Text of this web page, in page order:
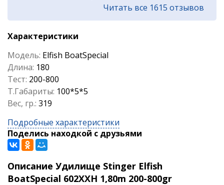
Читать все 1615 отзывов
Характеристики
Модель: Elfish BoatSpecial
Длина: 180
Тест: 200-800
Т.Габариты: 100*5*5
Вес, гр.: 319
Подробные характеристики
Поделись находкой с друзьями
Описание Удилище Stinger Elfish
BoatSpecial 602XXH 1,80m 200-800gr